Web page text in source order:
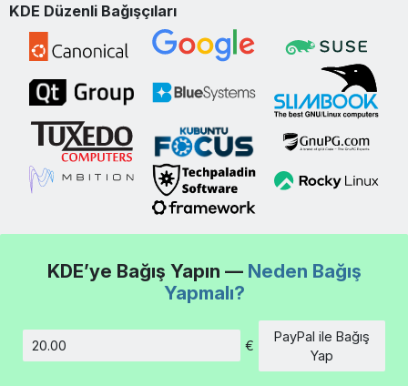
KDE Düzenli Bağışçıları
KDE’ye Bağış Yapın — Neden Bağış
Yapmalı?
€
PayPal ile Bağış
Yap